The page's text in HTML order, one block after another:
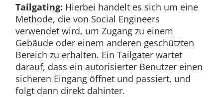
Tailgating: Hierbei handelt es sich um eine
Methode, die von Social Engineers
verwendet wird, um Zugang zu einem
Gebäude oder einem anderen geschützten
Bereich zu erhalten. Ein Tailgater wartet
darauf, dass ein autorisierter Benutzer einen
sicheren Eingang öffnet und passiert, und
folgt dann direkt dahinter.